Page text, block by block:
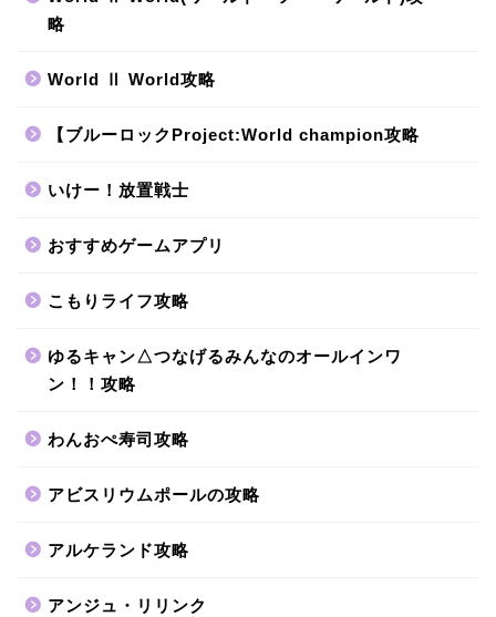
略
World Ⅱ World攻略
【ブルーロックProject:World champion攻略
いけー！放置戦士
おすすめゲームアプリ
こもりライフ攻略
ゆるキャン△つなげるみんなのオールインワ
ン！！攻略
わんおぺ寿司攻略
アビスリウムポールの攻略
アルケランド攻略
アンジュ・リリンク